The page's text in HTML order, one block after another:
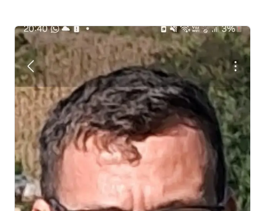
Administração e Gestão Empresarial
Inglês
Espanhol intermediário
Engenheiro de Produção
pós-graduação em Gestão Empresarial
planejamento estratégico, gestão de pessoas,
sistemas de gestão e controle de indicadores
(KPI’s)
Louis Dreyfus
Company
Perlare Alumínios
Basso
PCP, OPEX, CAPEX e
gestão de armazéns
professor de nível
técnico e superior